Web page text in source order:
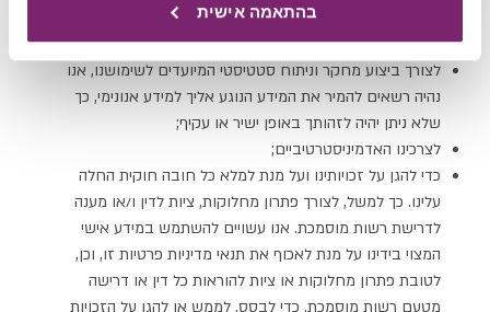
בהתאמה אישית
לצורך אחסון וניהול המידע במאגרי המידע של החברה לצרכים
המפורטים במדיניות זו;
לצורך ביצוע מחקר וניתוח סטטיסטי המיועדים לשימושנו, אנו
נהיה רשאים להמיר את המידע הנוגע אליך למידע אנונימי, כך
שלא ניתן יהיה לזהותך באופן ישיר או עקיף;
לצרכינו האדמיניסטרטיביים;
כדי להגן על זכויותינו ועל מנת למלא כל חובה חוקית החלה
עלינו. כך למשל, לצורך פתרון מחלוקות, ציות לדין ו/או מענה
לדרישת רשות מוסמכת. אנו עשויים להשתמש במידע אישי
המצוי בידינו על מנת לאכוף את תנאי מדיניות פרטיות זו, וכן,
לטובת פתרון מחלוקות או ציות להוראות כל דין או דרישה
מטעם רשות מוסמכת, כדי לבסס, לממש או להגן על הזכויות